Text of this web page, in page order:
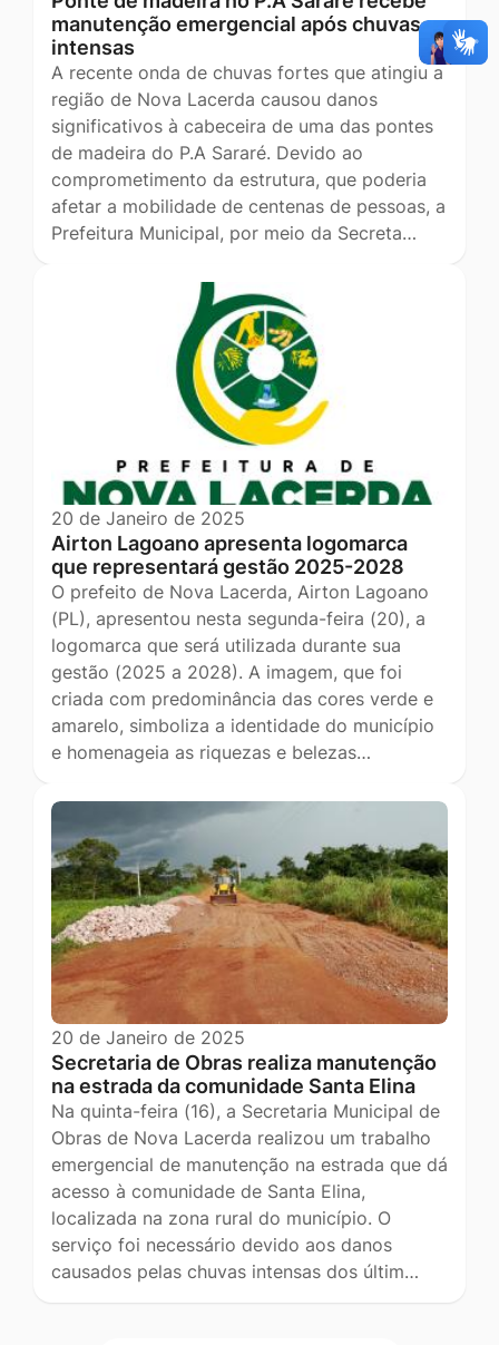
manutenção emergencial após chuvas
intensas
A recente onda de chuvas fortes que atingiu a
região de Nova Lacerda causou danos
significativos à cabeceira de uma das pontes
de madeira do P.A Sararé. Devido ao
comprometimento da estrutura, que poderia
afetar a mobilidade de centenas de pessoas, a
Prefeitura Municipal, por meio da Secreta…
20 de Janeiro de 2025
Airton Lagoano apresenta logomarca
que representará gestão 2025-2028
O prefeito de Nova Lacerda, Airton Lagoano
(PL), apresentou nesta segunda-feira (20), a
logomarca que será utilizada durante sua
gestão (2025 a 2028). A imagem, que foi
criada com predominância das cores verde e
amarelo, simboliza a identidade do município
e homenageia as riquezas e belezas…
20 de Janeiro de 2025
Secretaria de Obras realiza manutenção
na estrada da comunidade Santa Elina
Na quinta-feira (16), a Secretaria Municipal de
Obras de Nova Lacerda realizou um trabalho
emergencial de manutenção na estrada que dá
acesso à comunidade de Santa Elina,
localizada na zona rural do município. O
serviço foi necessário devido aos danos
causados pelas chuvas intensas dos últim…